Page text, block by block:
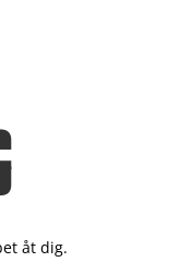
åt dig.